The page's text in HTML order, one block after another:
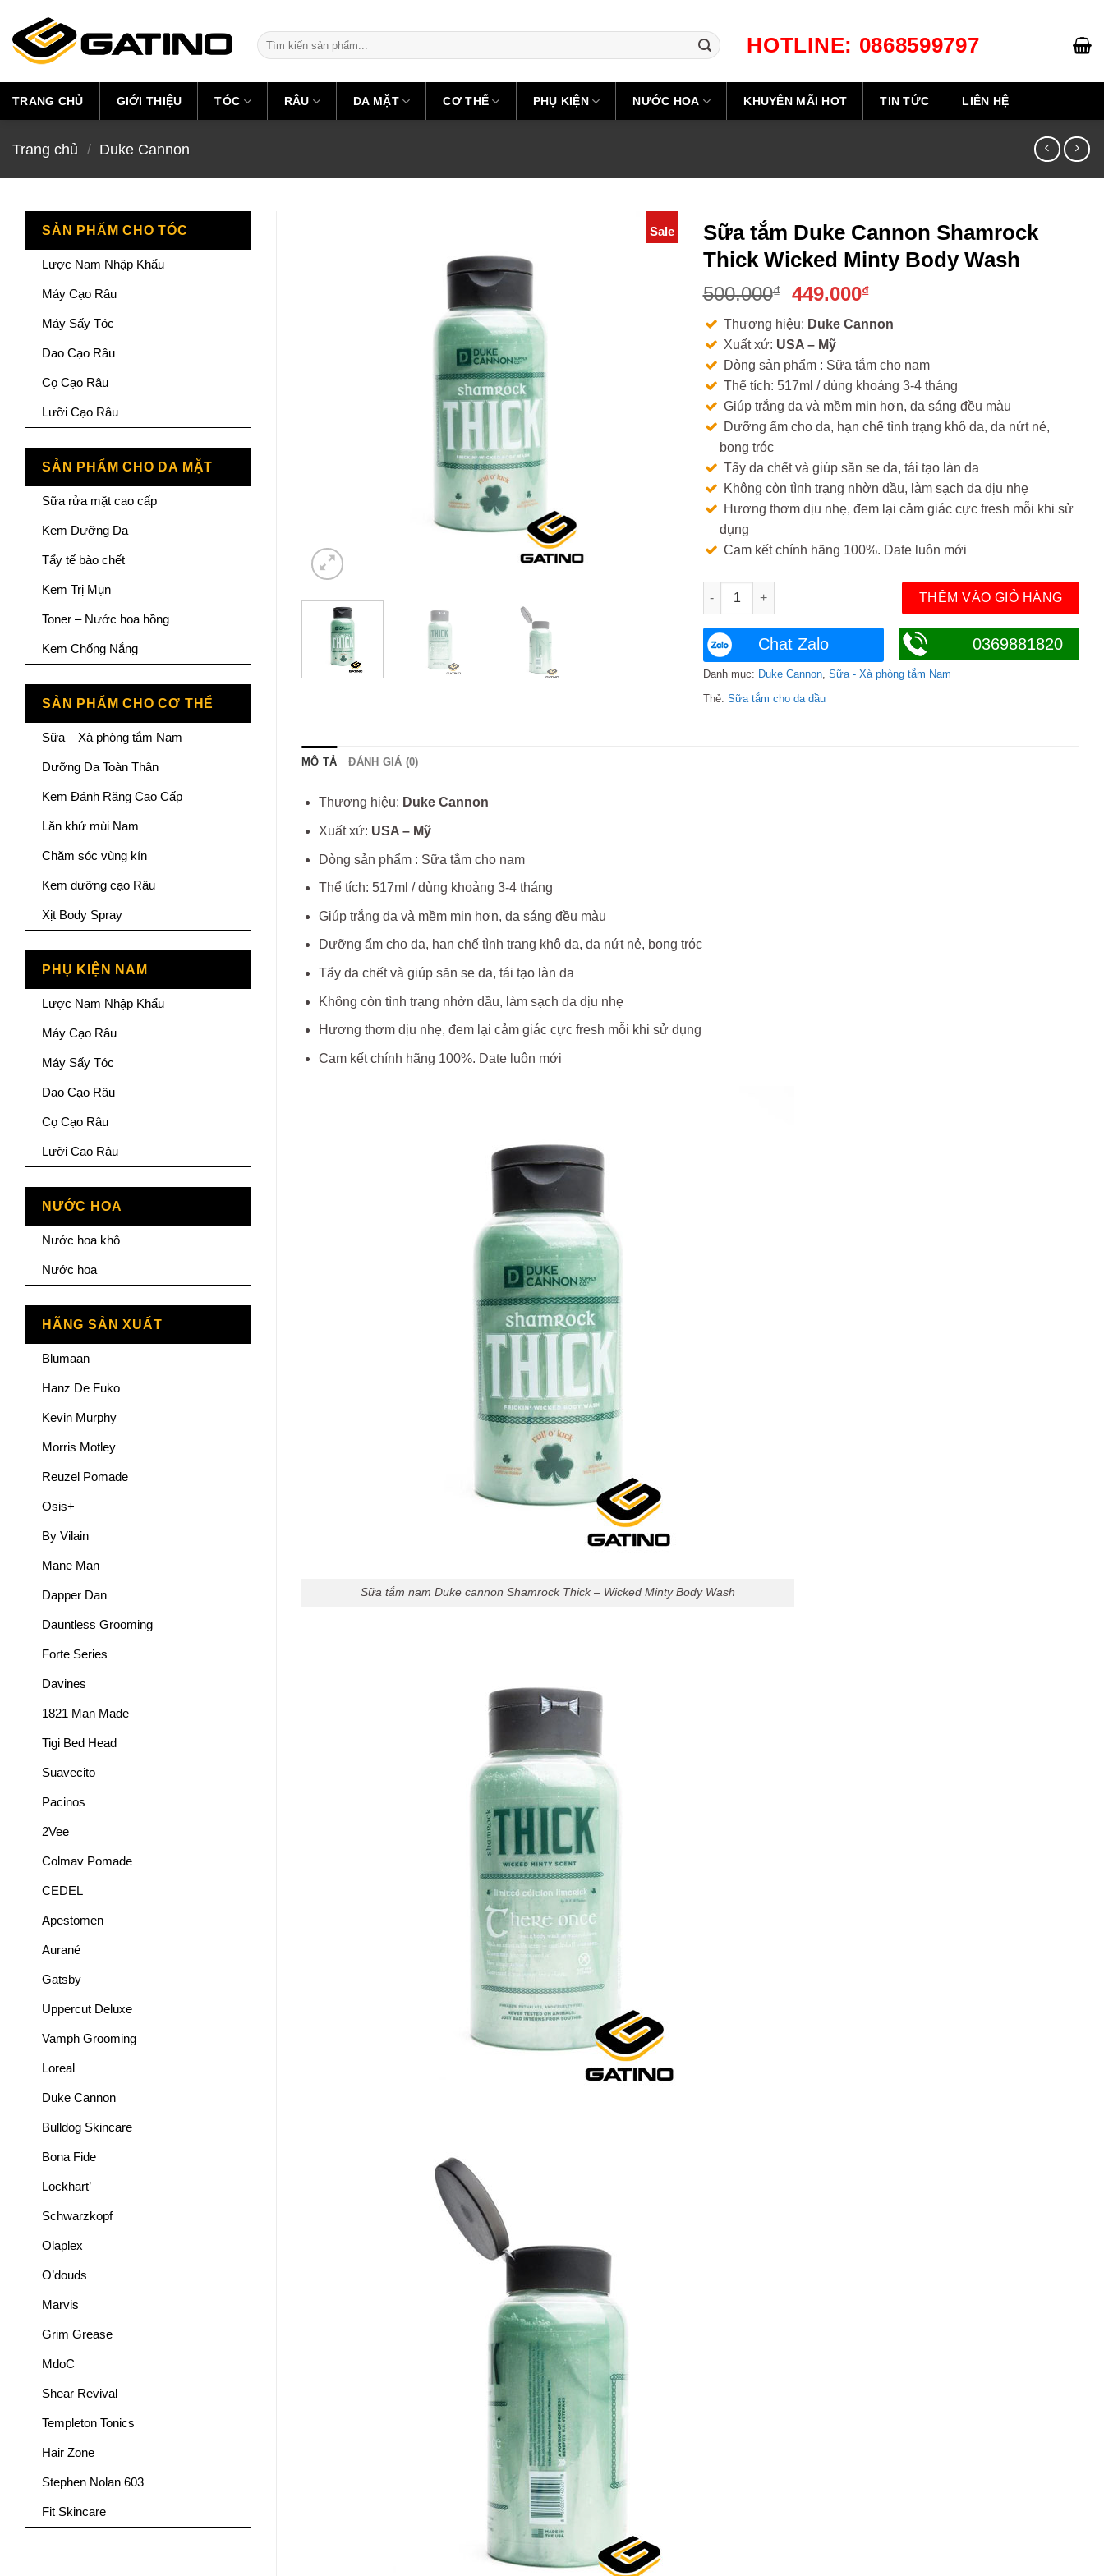
content
Tìm
kiếm:
HOTLINE: 0868599797
TRANG CHỦ GIỚI THIỆU TÓC RÂU DA MẶT CƠ THỂ PHỤ KIỆN NƯỚC HOA KHUYẾN MÃI HOT TIN TỨC LIÊN HỆ
Trang chủ / Duke Cannon
SẢN PHẨM CHO TÓC
Lược Nam Nhập Khẩu
Máy Cạo Râu
Máy Sấy Tóc
Dao Cạo Râu
Cọ Cạo Râu
Lưỡi Cạo Râu
SẢN PHẨM CHO DA MẶT
Sữa rửa mặt cao cấp
Kem Dưỡng Da
Tẩy tế bào chết
Kem Trị Mụn
Toner – Nước hoa hồng
Kem Chống Nắng
SẢN PHẨM CHO CƠ THỂ
Sữa – Xà phòng tắm Nam
Dưỡng Da Toàn Thân
Kem Đánh Răng Cao Cấp
Lăn khử mùi Nam
Chăm sóc vùng kín
Kem dưỡng cạo Râu
Xịt Body Spray
PHỤ KIỆN NAM
Lược Nam Nhập Khẩu
Máy Cạo Râu
Máy Sấy Tóc
Dao Cạo Râu
Cọ Cạo Râu
Lưỡi Cạo Râu
NƯỚC HOA
Nước hoa khô
Nước hoa
HÃNG SẢN XUẤT
Blumaan
Hanz De Fuko
Kevin Murphy
Morris Motley
Reuzel Pomade
Osis+
By Vilain
Mane Man
Dapper Dan
Dauntless Grooming
Forte Series
Davines
1821 Man Made
Tigi Bed Head
Suavecito
Pacinos
2Vee
Colmav Pomade
CEDEL
Apestomen
Aurané
Gatsby
Uppercut Deluxe
Vamph Grooming
Loreal
Duke Cannon
Bulldog Skincare
Bona Fide
Lockhart’
Schwarzkopf
Olaplex
O’douds
Marvis
Grim Grease
MdoC
Shear Revival
Templeton Tonics
Hair Zone
Stephen Nolan 603
Fit Skincare
Sale
Sữa tắm Duke Cannon Shamrock
Thick Wicked Minty Body Wash
500.000₫
Giá
gốc
là:
500.000₫.
449.000₫Giá
tại
449.000₫.
Thương hiệu: Duke Cannon
Xuất xứ: USA – Mỹ
Dòng sản phẩm : Sữa tắm cho nam
Thể tích: 517ml / dùng khoảng 3-4 tháng
Giúp trắng da và mềm mịn hơn, da sáng đều màu
Dưỡng ẩm cho da, hạn chế tình trạng khô da, da nứt nẻ,
bong tróc
Tẩy da chết và giúp săn se da, tái tạo làn da
Không còn tình trạng nhờn dầu, làm sạch da dịu nhẹ
Hương thơm dịu nhẹ, đem lại cảm giác cực fresh mỗi khi sử
dụng
Cam kết chính hãng 100%. Date luôn mới
Sữa tắm Duke Cannon Shamrock Thick Wicked Minty Body Wash số
THÊM VÀO GIỎ HÀNG
Chat Zalo 0369881820
Danh mục: Duke Cannon, Sữa - Xà phòng tắm Nam
Thẻ: Sữa tắm cho da dầu
MÔ TẢ ĐÁNH GIÁ (0)
Thương hiệu: Duke Cannon
Xuất xứ: USA – Mỹ
Dòng sản phẩm : Sữa tắm cho nam
Thể tích: 517ml / dùng khoảng 3-4 tháng
Giúp trắng da và mềm mịn hơn, da sáng đều màu
Dưỡng ẩm cho da, hạn chế tình trạng khô da, da nứt nẻ, bong tróc
Tẩy da chết và giúp săn se da, tái tạo làn da
Không còn tình trạng nhờn dầu, làm sạch da dịu nhẹ
Hương thơm dịu nhẹ, đem lại cảm giác cực fresh mỗi khi sử dụng
Cam kết chính hãng 100%. Date luôn mới
Sữa tắm nam Duke cannon Shamrock Thick – Wicked Minty Body Wash